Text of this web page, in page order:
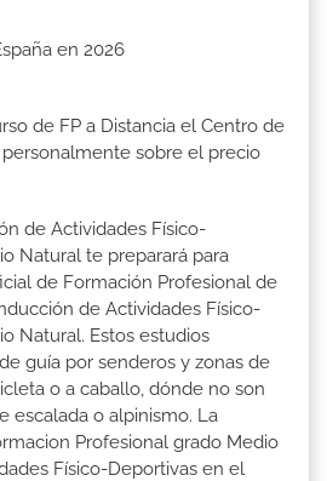
en 2026
de FP a Distancia el Centro de
sobre el precio
de Actividades Físico-
Natural te preparará para
de Formación Profesional de
de Actividades Físico-
Natural. Estos estudios
guía por senderos y zonas de
o a caballo, dónde no son
escalada o alpinismo. La
Profesional grado Medio
Físico-Deportivas en el